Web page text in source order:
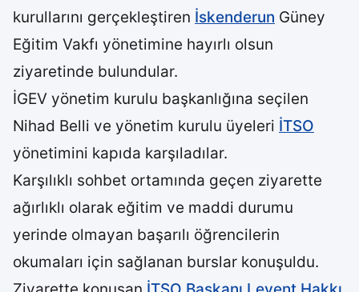
kurullarını gerçekleştiren İskenderun Güney
Eğitim Vakfı yönetimine hayırlı olsun
ziyaretinde bulundular.
İGEV yönetim kurulu başkanlığına seçilen
Nihad Belli ve yönetim kurulu üyeleri İTSO
yönetimini kapıda karşıladılar.
Karşılıklı sohbet ortamında geçen ziyarette
ağırlıklı olarak eğitim ve maddi durumu
yerinde olmayan başarılı öğrencilerin
okumaları için sağlanan burslar konuşuldu.